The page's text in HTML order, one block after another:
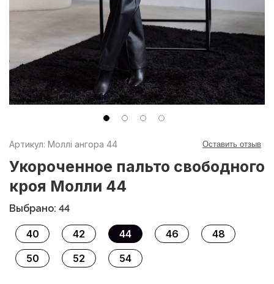
Артикул: Моллі ангора 44 Оставить отзыв
Укороченное пальто свободного
кроя Молли 44
Выбрано: 44
40 42 44 46
48
50
52 54